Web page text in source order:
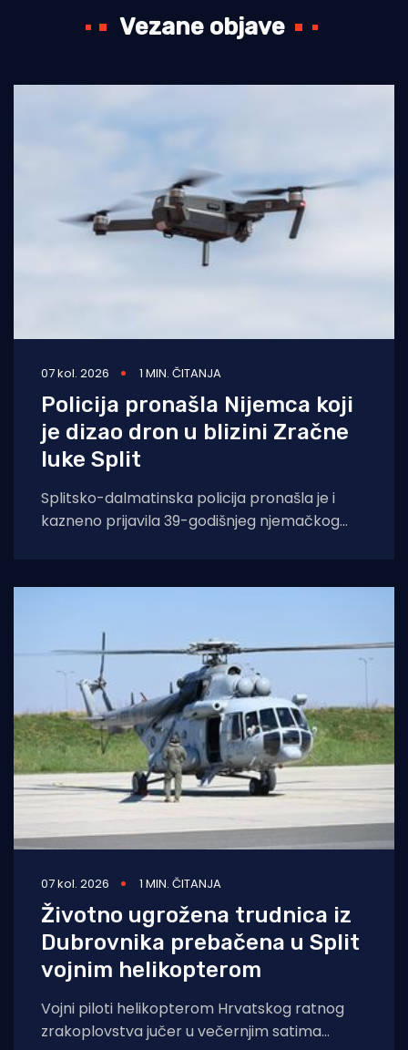
Vezane objave
07 kol. 2026 1 MIN. ČITANJA
Policija pronašla Nijemca koji
je dizao dron u blizini Zračne
luke Split
Splitsko-dalmatinska policija pronašla je i
kazneno prijavila 39-godišnjeg njemačkog
07 kol. 2026 1 MIN. ČITANJA
Životno ugrožena trudnica iz
Dubrovnika prebačena u Split
vojnim helikopterom
Vojni piloti helikopterom Hrvatskog ratnog
zrakoplovstva jučer u večernjim satima